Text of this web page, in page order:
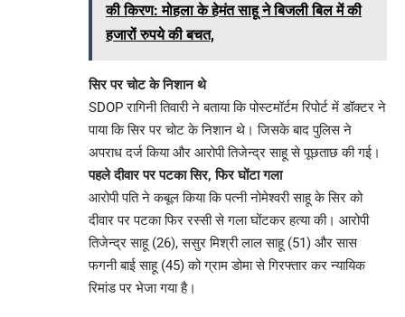
की किरण: मोहला के हेमंत साहू ने बिजली बिल में की
हजारों रुपये की बचत,
सिर पर चोट के निशान थे
SDOP रागिनी तिवारी ने बताया कि पोस्टमॉर्टम रिपोर्ट में डॉक्टर ने
पाया कि सिर पर चोट के निशान थे। जिसके बाद पुलिस ने
अपराध दर्ज किया और आरोपी तिजेन्द्र साहू से पूछताछ की गई।
पहले दीवार पर पटका सिर, फिर घोंटा गला
आरोपी पति ने कबूल किया कि पत्नी नोमेश्वरी साहू के सिर को
दीवार पर पटका फिर रस्सी से गला घोंटकर हत्या की। आरोपी
तिजेन्द्र साहू (26), ससुर मिश्री लाल साहू (51) और सास
फगनी बाई साहू (45) को ग्राम डोमा से गिरफ्तार कर न्यायिक
रिमांड पर भेजा गया है।